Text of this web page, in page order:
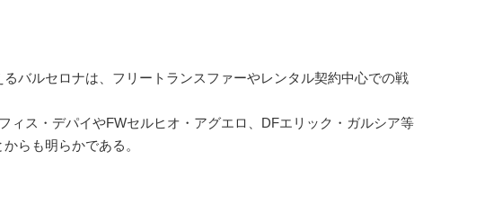
バルセロナは、フリートランスファーやレンタル契約中心での戦
ィス・デパイやFWセルヒオ・アグエロ、DFエリック・ガルシア等
らも明らかである。